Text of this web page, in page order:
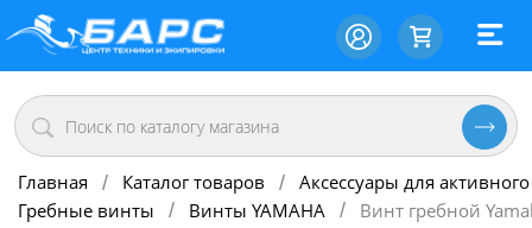
Главная / Каталог товаров / Аксессуары для
Гребные винты
/ Винты YAMAHA / Винт гребной